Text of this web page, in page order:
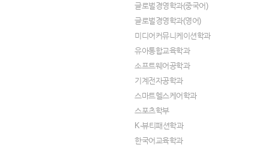
글로벌경영학과(중국어)
글로벌경영학과(영어)
미디어커뮤니케이션학과
유아통합교육학과
소프트웨어공학과
기계전자공학과
스마트헬스케어학과
스포츠학부
K-뷰티패션학과
한국어교육학과